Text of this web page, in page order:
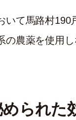
いて馬路村
の農薬を使用
られた